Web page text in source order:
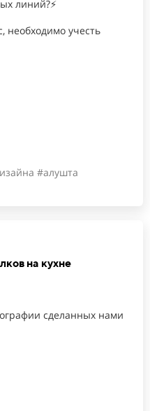
линий?⚡
необходимо учесть
#алушта
на кухне
сделанных нами